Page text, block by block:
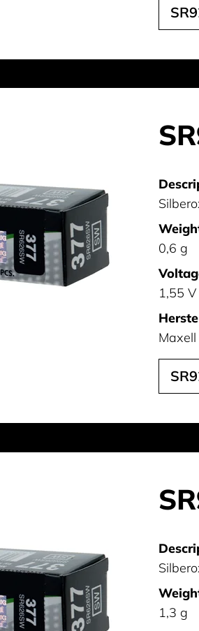
0,6 g
1,55 V
Maxell
1,3 g